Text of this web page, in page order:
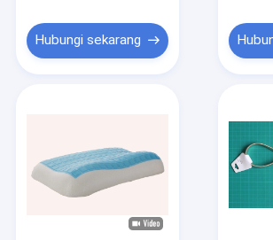
Hubungi sekarang